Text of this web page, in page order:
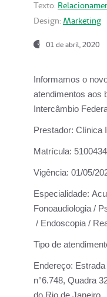
Texto:
Design: Marketing
01 de abril, 2020
Informamos o
atendimentos aos
Intercâmbio
Prestador: Clínica
Matrícula:
Vigência: 01/05/
Especialidade:
Fonoaudiologia /
/ Endoscopia /
Tipo de
Endereço:
n°6.748, Quadra